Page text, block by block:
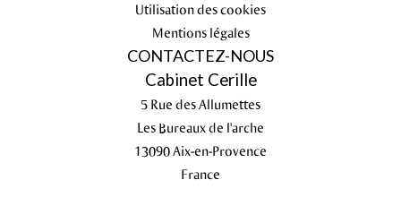
Utilisation des cookies
Mentions légales
CONTACTEZ-NOUS
Cabinet Cerille
5 Rue des Allumettes
Les Bureaux de l'arche
13090Aix-en-Provence
France